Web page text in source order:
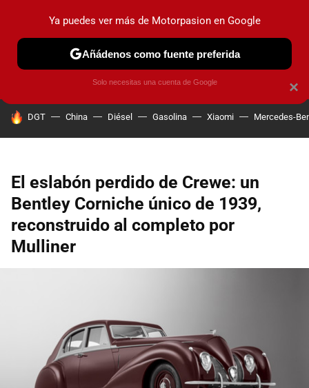
PRUEBAS COCHES ELÉCTRICOS OBSERVATORIO
HOY SE HABLA DE
DGT China Diésel Gasolina Xiaomi Mercedes-
El eslabón perdido de Crewe: un
Bentley Corniche único de 1939,
reconstruido al completo por
Mulliner
×
Ya puedes ver más de Motorpasion en Google
Añádenos como fuente preferida
Solo necesitas una cuenta de Google